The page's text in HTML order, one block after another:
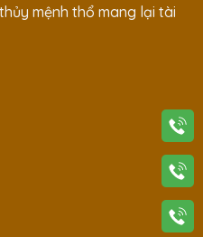
mệnh thổ mang lại tài